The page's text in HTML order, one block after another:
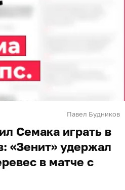
Павел Будников
Семака играть в
«Зенит» удержал
в матче с